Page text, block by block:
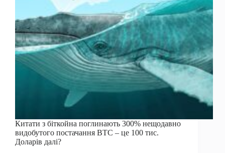
Китати з біткойна поглинають 300% нещодавно
видобутого постачання BTC – це 100 тис.
Доларів далі?